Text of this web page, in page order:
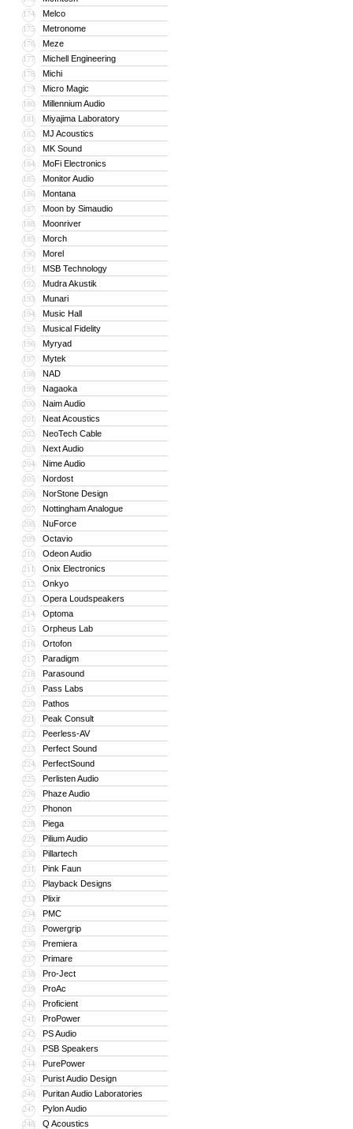
174 Melco
175 Metronome
176 Meze
177 Michell Engineering
178 Michi
179 Micro Magic
180 Millennium Audio
181 Miyajima Laboratory
182 MJ Acoustics
183 MK Sound
184 MoFi Electronics
185 Monitor Audio
186 Montana
187 Moon by Simaudio
188 Moonriver
189 Morch
190 Morel
191 MSB Technology
192 Mudra Akustik
193 Munari
194 Music Hall
195 Musical Fidelity
196 Myryad
197 Mytek
198 NAD
199 Nagaoka
200 Naim Audio
201 Neat Acoustics
202 NeoTech Cable
203 Next Audio
204 Nime Audio
205 Nordost
206 NorStone Design
207 Nottingham Analogue
208 NuForce
209 Octavio
210 Odeon Audio
211 Onix Electronics
212 Onkyo
213 Opera Loudspeakers
214 Optoma
215 Orpheus Lab
216 Ortofon
217 Paradigm
218 Parasound
219 Pass Labs
220 Pathos
221 Peak Consult
222 Peerless-AV
223 Perfect Sound
224 PerfectSound
225 Perlisten Audio
226 Phaze Audio
227 Phonon
228 Piega
229 Pilium Audio
230 Pillartech
231 Pink Faun
232 Playback Designs
233 Plixir
234 PMC
235 Powergrip
236 Premiera
237 Primare
238 Pro-Ject
239 ProAc
240 Proficient
241 ProPower
242 PS Audio
243 PSB Speakers
244 PurePower
245 Purist Audio Design
246 Puritan Audio Laboratories
247 Pylon Audio
248 Q Acoustics